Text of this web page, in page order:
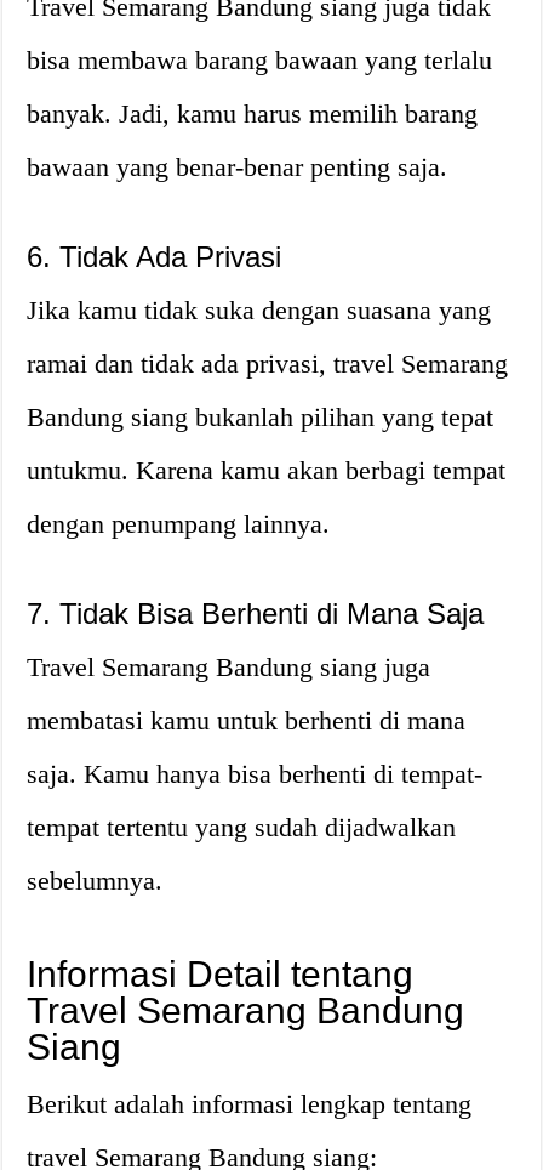
Travel Semarang Bandung siang juga tidak
bisa membawa barang bawaan yang terlalu
banyak. Jadi, kamu harus memilih barang
bawaan yang benar-benar penting saja.
6. Tidak Ada Privasi
Jika kamu tidak suka dengan suasana yang
ramai dan tidak ada privasi, travel Semarang
Bandung siang bukanlah pilihan yang tepat
untukmu. Karena kamu akan berbagi tempat
dengan penumpang lainnya.
7. Tidak Bisa Berhenti di Mana Saja
Travel Semarang Bandung siang juga
membatasi kamu untuk berhenti di mana
saja. Kamu hanya bisa berhenti di tempat-
tempat tertentu yang sudah dijadwalkan
sebelumnya.
Informasi Detail tentang
Travel Semarang Bandung
Siang
Berikut adalah informasi lengkap tentang
travel Semarang Bandung siang: